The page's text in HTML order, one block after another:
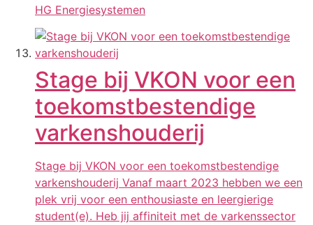
HG Energiesystemen
Stage bij VKON voor een
toekomstbestendige
varkenshouderij
Stage bij VKON voor een toekomstbestendige
varkenshouderij Vanaf maart 2023 hebben we een
plek vrij voor een enthousiaste en leergierige
student(e). Heb jij affiniteit met de varkenssector